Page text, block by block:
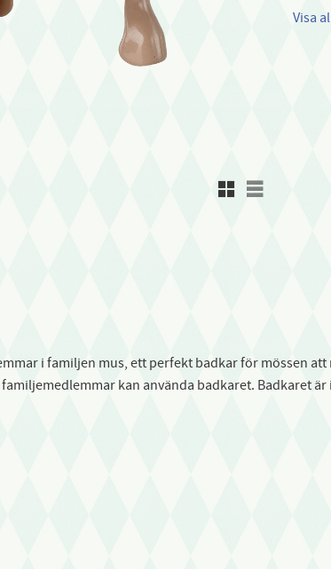
Rutnätsvy
Listvy
Visa
i familjen mus, ett perfekt badkar för mössen
kan använda badkaret. Badkaret